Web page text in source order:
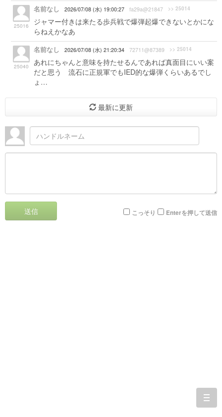
25016
名前なし 2026/07/08 (水) 19:00:27 fa29a@21847 >> 25014
ジャマー付きは来たる歩兵戦で爆弾起爆できないとかにな
らねえかなあ
25040
名前なし 2026/07/08 (水) 21:20:34 72711@87389 >> 25014
あれにちゃんと意味を持たせるんであれば真面目にいい案
だと思う 流石に正規軍でもIED的な爆弾くらいあるでし
ょ…
最新に更新
送信 こっそり Enterを押して送信